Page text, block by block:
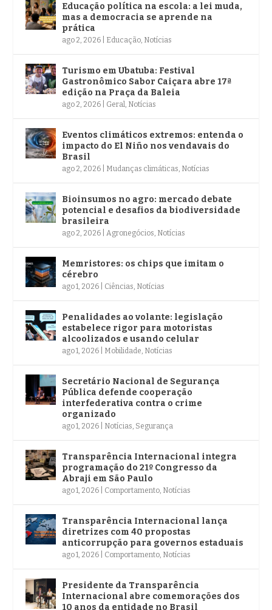
Educação política na escola: a lei muda,
mas a democracia se aprende na
prática
ago 2, 2026 Educação Notícias
Turismo em Ubatuba: Festival
Gastronômico Sabor Caiçara abre 17ª
edição na Praça da Baleia
ago 2, 2026 Geral Notícias
Eventos climáticos extremos: entenda o
impacto do El Niño nos vendavais do
Brasil
ago 2, 2026 Mudanças climáticas Notícias
Bioinsumos no agro: mercado debate
potencial e desafios da biodiversidade
brasileira
ago 2, 2026 Agronegócios Notícias
Memristores: os chips que imitam o
cérebro
ago 1, 2026 Ciências Notícias
Penalidades ao volante: legislação
estabelece rigor para motoristas
alcoolizados e usando celular
ago 1, 2026 Mobilidade Notícias
Secretário Nacional de Segurança
Pública defende cooperação
interfederativa contra o crime
organizado
ago 1, 2026 Notícias Segurança
Transparência Internacional integra
programação do 21º Congresso da
Abraji em São Paulo
ago 1, 2026 Comportamento Notícias
Transparência Internacional lança
diretrizes com 40 propostas
anticorrupção para governos estaduais
ago 1, 2026 Comportamento Notícias
Presidente da Transparência
Internacional abre comemorações dos
10 anos da entidade no Brasil